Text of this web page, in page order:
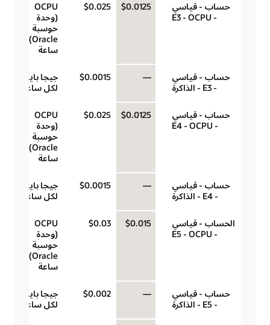
حساب - قياسي
- E3 - OCPU
$0.0125
$0.025
‏‫OCPU
(وحدة
حوسبة
ساعة
حساب - قياسي
- E3 - الذاكرة
—
$0.0015
جيجا بايت
لكل ساعة
حساب - قياسي
- E4 - OCPU
$0.0125
$0.025
‏‫OCPU
(وحدة
حوسبة
ساعة
حساب - قياسي
- E4 - الذاكرة
—
$0.0015
جيجا بايت
لكل ساعة
الحساب - قياسي
- E5 - OCPU
$0.015
$0.03
‏‫OCPU
(وحدة
حوسبة
ساعة
حساب - قياسي
- E5 - الذاكرة
—
$0.002
جيجا بايت
لكل ساعة